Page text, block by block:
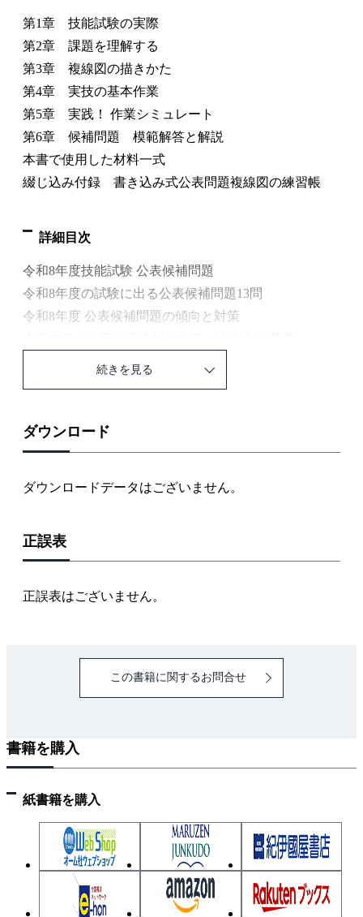
第1章 技能試験の実際
第2章 課題を理解する
第3章 複線図の描きかた
第4章 実技の基本作業
第5章 実践！ 作業シミュレート
第6章 候補問題 模範解答と解説
本書で使用した材料一式
綴じ込み付録 書き込み式公表問題複線図の練習帳
詳細目次
令和8年度技能試験 公表候補問題
令和8年度の試験に出る公表候補問題13問
令和8年度 公表候補問題の傾向と対策
2 技能試験の準備と本番への心がまえ
3 技能試験の実際の流れ
5 指定工具とあると便利な工具
1 公表候補問題の基本解釈
2 図記号から施工ポイントを理解する
3 試験で指示される主な「施工条件」を理解する
第4章 実技の基本作業
1 課題寸法の理解とケーブル長さの測りかた
2 電線の絶縁被覆とケーブル外装のはぎ取り
4 露出形器具への結線
5 連用器具への結線 スイッチ、コンセント、3路
（4路）スイッチ
7 アウトレットボックスと電線管の接続
8 ジョイントボックス内の電線相互接続
9 【参考手順】電工ナイフを使う被覆のはぎ取りか
続きを見る
ダウンロード
ダウンロードデータはございません。
正誤表
正誤表はございません。
この書籍に関するお問合せ
書籍を購入
紙書籍を購入